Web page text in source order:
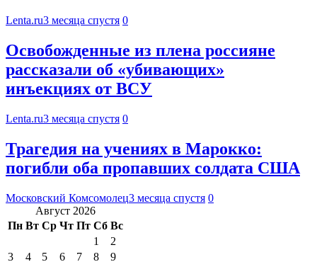
Lenta.ru3 месяца спустя 0
Освобожденные из плена россияне
рассказали об «убивающих»
инъекциях от ВСУ
Lenta.ru3 месяца спустя 0
Трагедия на учениях в Марокко:
погибли оба пропавших солдата США
Московский Комсомолец3 месяца спустя 0
Август 2026
Пн Вт Ср Чт Пт Сб Вс
1
2
3
4 5 6 7 8
9